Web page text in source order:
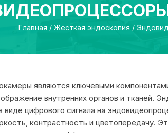
Главная / Жесткая эндоскопия /
являются ключевыми
внутренних органов и
цифрового сигнала на
контрастность и цветопередачу.